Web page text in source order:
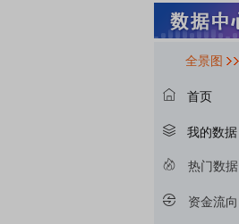
全景图
首页
我的数据
热门数据
资金流向